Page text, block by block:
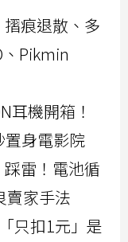
摺痕退散、多
Pikmin
耳機開箱！
置身電影院
雷！電池循
賣家手法
只扣1元」是